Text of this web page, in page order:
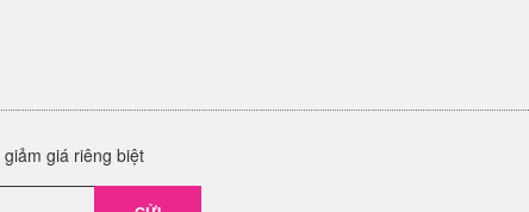
giá riêng biệt